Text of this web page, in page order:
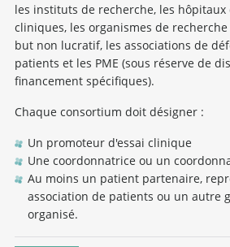
les instituts de recherche, les hôpitaux
cliniques, les organismes de
but non lucratif, les associations de
patients et les PME (sous réserve de
financement spécifiques).
Chaque consortium doit désigner :
Un promoteur d'essai clinique
Une coordonnatrice ou un
Au moins un patient partenaire,
association de patients ou un autre
organisé.